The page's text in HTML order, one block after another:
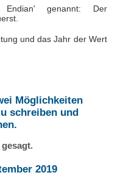
genannt: Der
und das Jahr der Wert
Möglichkeiten
schreiben und
2019